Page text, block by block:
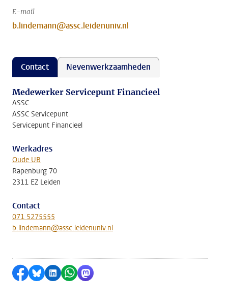
E-mail
b.lindemann@assc.leidenuniv.nl
Contact Nevenwerkzaamheden
Medewerker Servicepunt Financieel
ASSC
ASSC Servicepunt
Servicepunt Financieel
Werkadres
Oude UB
Rapenburg 70
2311 EZ Leiden
Contact
071 5275555
b.lindemann@assc.leidenuniv.nl
Delen op Facebook
Delen via Bluesky
Delen op LinkedIn
Delen via WhatsApp
Delen via Mastodon